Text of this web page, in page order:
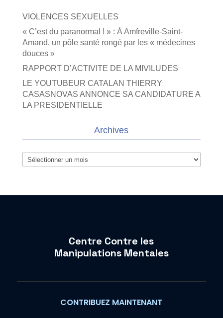
VIOLENCES SEXUELLES
« C’est du paranormal ! » : À Amfreville-Saint-
Amand, un pôle santé rongé par les « médecines
douces »
RAPPORT D’ACTIVITE DE LA MIVILUDES
LE YOUTUBEUR CATALAN THIERRY
CASASNOVAS ANNONCE SA CANDIDATURE A
LA PRESIDENTIELLE
Archives
Archives
Centre Contre les
Manipulations Mentales
CONTRIBUEZ MAINTENANT